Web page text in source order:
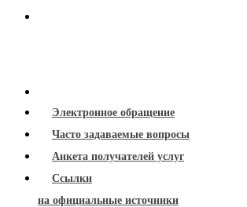
Электронное обращение
Часто задаваемые вопросы
Анкета получателей услуг
Ссылки
на официальные источники